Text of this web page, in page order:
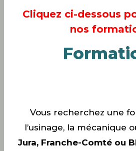
Cliquez ci-dessous
nos
Vous recherchez une
l’usinage, la mécanique
Jura, Franche-Comté ou